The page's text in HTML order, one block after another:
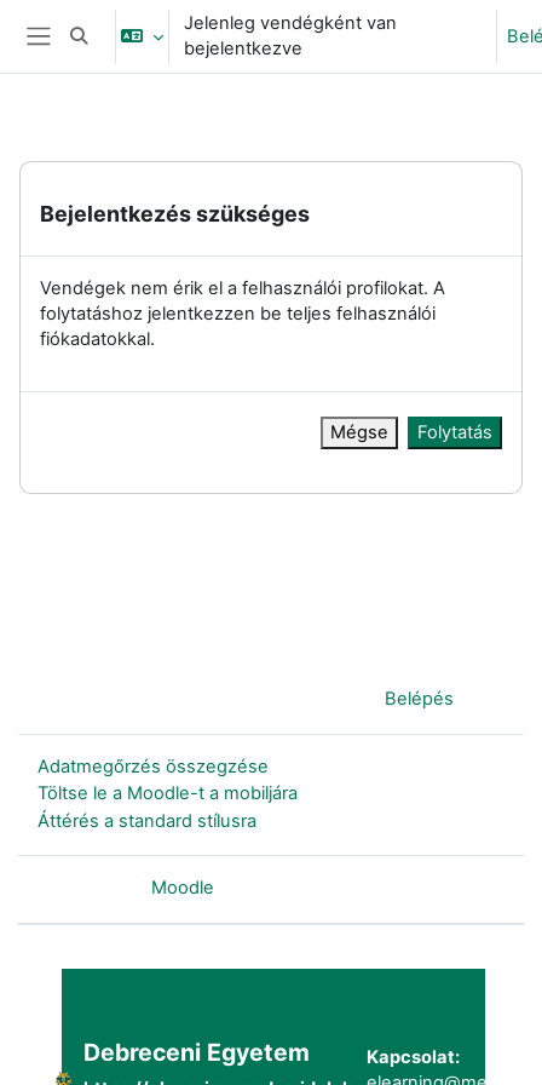
Tovább a fő tartalomhoz
Oldalpanel
Keresési bemeneti adatok váltása
Jelenleg vendégként van
bejelentkezve
Bejelentkezés szükséges
Vendégek nem érik el a felhasználói profilokat. A
folytatáshoz jelentkezzen be teljes felhasználói
fiókadatokkal.
Mégse Folytatás
Belépés
Adatmegőrzés összegzése
Töltse le a Moodle-t a mobiljára
Áttérés a standard stílusra
Moodle
Debreceni Egyetem
Kapcsolat: